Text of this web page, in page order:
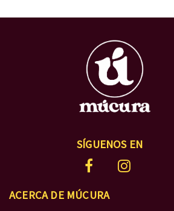
SÍGUENOS EN
ACERCA DE MÚCURA